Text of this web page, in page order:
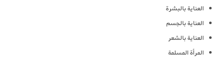
العناية بالبشرة
العناية بالجسم
العناية بالشعر
المرأة المسلمة